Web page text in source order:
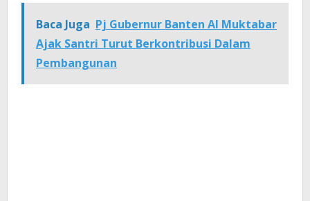
Baca Juga Pj Gubernur Banten Al Muktabar
Ajak Santri Turut Berkontribusi Dalam
Pembangunan